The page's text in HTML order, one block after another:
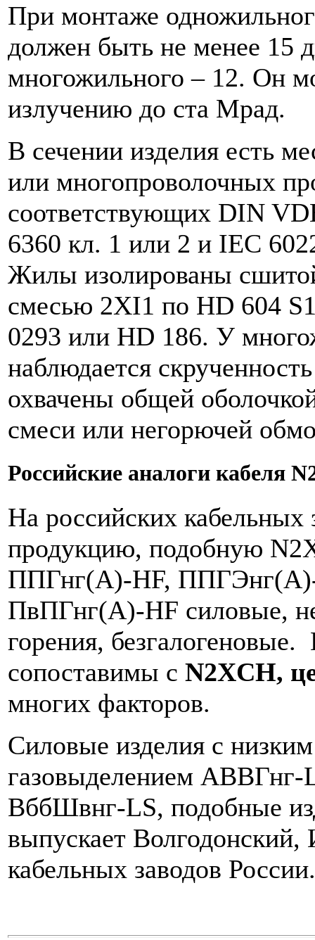
При монтаже
должен быть не менее 15
многожильного – 12. Он
излучению до ста Мрад.
В сечении изделия есть
или многопроволочных
соответствующих DIN
6360 кл. 1 или 2 и IEC
Жилы изолированы
смесью 2XI1 по HD 604
0293 или HD 186. У
наблюдается
охвачены общей
смеси или негорючей
Российские аналоги кабеля
На российских кабельных
продукцию, подобную
ППГнг(А)-HF,
ПвПГнг(А)-HF силовые,
горения,
сопоставимы с N2XCH,
многих факторов.
Силовые изделия с
газовыделением
ВббШвнг-LS, подобные
выпускает
кабельных заводов России.